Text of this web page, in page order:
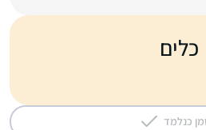
כלים
כנלמד